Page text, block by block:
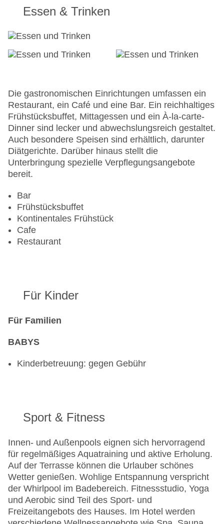
Parkplatz
Check-in von: 12:00:00
Konferenzraum
Garage: gegen Gebühr
WLAN/WiFi im Hotel
Lift
Minimarkt
Anzahl der Konferenzräume: 1
Anzahl der Aufzüge: 1
Zimmerservice
Gesamtanzahl der Stockwerke: 6
Gesamtanzahl der Zimmer: 116
Zahlungsarten: American Express, Mastercard,
Visa
Landeskategorie: 4 Sterne
Essen & Trinken
Die gastronomischen Einrichtungen umfassen ein
Restaurant, ein Café und eine Bar. Ein reichhaltiges
Frühstücksbuffet, Mittagessen und ein À-la-carte-
Dinner sind lecker und abwechslungsreich gestaltet.
Auch besondere Speisen sind erhältlich, darunter
Diätgerichte. Darüber hinaus stellt die
Unterbringung spezielle Verpflegungsangebote
bereit.
Bar
Frühstücksbuffet
Kontinentales Frühstück
Cafe
Restaurant
Für Kinder
Für Familien
BABYS
Kinderbetreuung: gegen Gebühr
Sport & Fitness
Innen- und Außenpools eignen sich hervorragend
für regelmäßiges Aquatraining und aktive Erholung.
Auf der Terrasse können die Urlauber schönes
Wetter genießen. Wohlige Entspannung verspricht
der Whirlpool im Badebereich. Fitnessstudio, Yoga
und Aerobic sind Teil des Sport- und
Freizeitangebots des Hauses. Im Hotel werden